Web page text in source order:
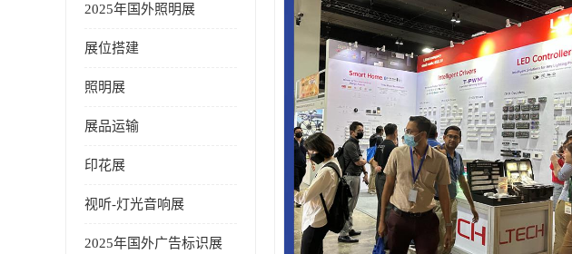
2025年国外照明展
展位搭建
照明展
展品运输
印花展
视听-灯光音响展
2025年国外广告标识展